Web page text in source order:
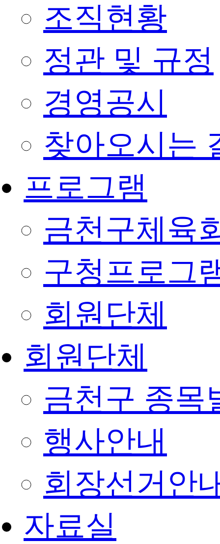
조직현황
정관 및 규정
경영공시
찾아오시는
프로그램
금천구체육
구청프로그
회원단체
회원단체
금천구 종목
행사안내
회장선거안
자료실